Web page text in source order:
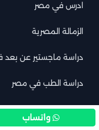
ادرس في مصر
الزمالة المصرية
دراسة ماجستير عن
دراسة الطب في مصر
الجامعات المعتمدة
واتساب